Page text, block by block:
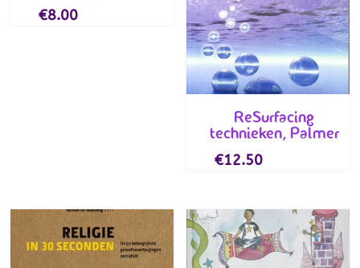
€8.00
ReSurfacing
technieken, Palmer
€12.50